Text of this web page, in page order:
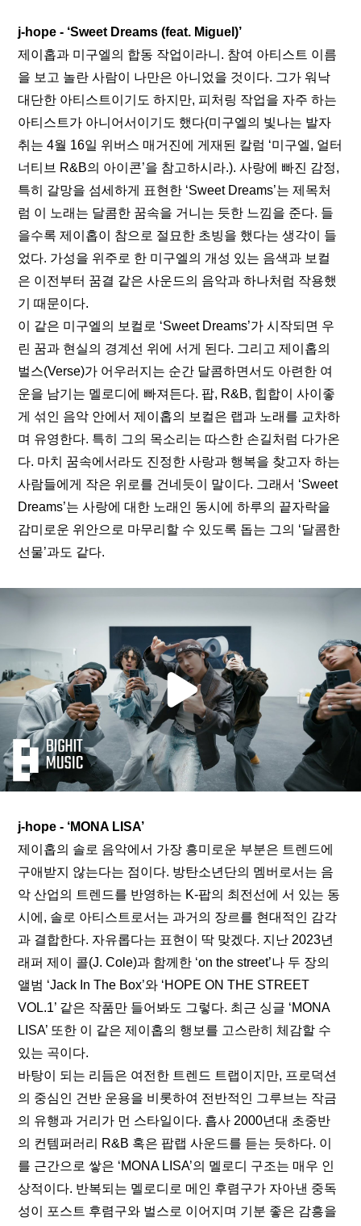
j-hope - ‘Sweet Dreams (feat. Miguel)’
제이홉과 미구엘의 합동 작업이라니. 참여 아티스트 이름
을 보고 놀란 사람이 나만은 아니었을 것이다. 그가 워낙
대단한 아티스트이기도 하지만, 피처링 작업을 자주 하는
아티스트가 아니어서이기도 했다(미구엘의 빛나는 발자
취는 4월 16일 위버스 매거진에 게재된 칼럼 ‘미구엘, 얼터
너티브 R&B의 아이콘’을 참고하시라.). 사랑에 빠진 감정,
특히 갈망을 섬세하게 표현한 ‘Sweet Dreams’는 제목처
럼 이 노래는 달콤한 꿈속을 거니는 듯한 느낌을 준다. 들
을수록 제이홉이 참으로 절묘한 초빙을 했다는 생각이 들
었다. 가성을 위주로 한 미구엘의 개성 있는 음색과 보컬
은 이전부터 꿈결 같은 사운드의 음악과 하나처럼 작용했
기 때문이다.
이 같은 미구엘의 보컬로 ‘Sweet Dreams’가 시작되면 우
린 꿈과 현실의 경계선 위에 서게 된다. 그리고 제이홉의
벌스(Verse)가 어우러지는 순간 달콤하면서도 아련한 여
운을 남기는 멜로디에 빠져든다. 팝, R&B, 힙합이 사이좋
게 섞인 음악 안에서 제이홉의 보컬은 랩과 노래를 교차하
며 유영한다. 특히 그의 목소리는 따스한 손길처럼 다가온
다. 마치 꿈속에서라도 진정한 사랑과 행복을 찾고자 하는
사람들에게 작은 위로를 건네듯이 말이다. 그래서 ‘Sweet
Dreams’는 사랑에 대한 노래인 동시에 하루의 끝자락을
감미로운 위안으로 마무리할 수 있도록 돕는 그의 ‘달콤한
선물’과도 같다.
j-hope - ‘MONA LISA’
제이홉의 솔로 음악에서 가장 흥미로운 부분은 트렌드에
구애받지 않는다는 점이다. 방탄소년단의 멤버로서는 음
악 산업의 트렌드를 반영하는 K-팝의 최전선에 서 있는 동
시에, 솔로 아티스트로서는 과거의 장르를 현대적인 감각
과 결합한다. 자유롭다는 표현이 딱 맞겠다. 지난 2023년
래퍼 제이 콜(J. Cole)과 함께한 ‘on the street’나 두 장의
앨범 ‘Jack In The Box’와 ‘HOPE ON THE STREET
VOL.1’ 같은 작품만 들어봐도 그렇다. 최근 싱글 ‘MONA
LISA’ 또한 이 같은 제이홉의 행보를 고스란히 체감할 수
있는 곡이다.
바탕이 되는 리듬은 여전한 트렌드 트랩이지만, 프로덕션
의 중심인 건반 운용을 비롯하여 전반적인 그루브는 작금
의 유행과 거리가 먼 스타일이다. 흡사 2000년대 초중반
의 컨템퍼러리 R&B 혹은 팝랩 사운드를 듣는 듯하다. 이
를 근간으로 쌓은 ‘MONA LISA’의 멜로디 구조는 매우 인
상적이다. 반복되는 멜로디로 메인 후렴구가 자아낸 중독
성이 포스트 후렴구와 벌스로 이어지며 기분 좋은 감흥을